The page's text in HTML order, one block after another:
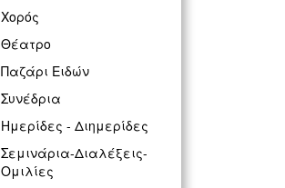
Χορός
Θέατρο
Παζάρι Ειδών
Συνέδρια
Ημερίδες - Διημερίδες
Σεμινάρια-Διαλέξεις-
Ομιλίες